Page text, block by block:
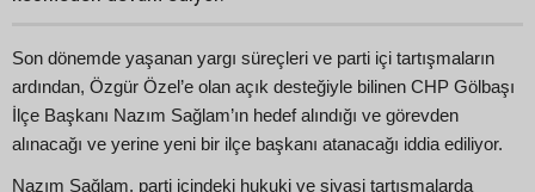
Son dönemde yaşanan yargı süreçleri ve parti içi tartışmaların
ardından, Özgür Özel’e olan açık desteğiyle bilinen CHP Gölbaşı
İlçe Başkanı Nazım Sağlam’ın hedef alındığı ve görevden
alınacağı ve yerine yeni bir ilçe başkanı atanacağı iddia ediliyor.
Nazım Sağlam, parti içindeki hukuki ve siyasi tartışmalarda